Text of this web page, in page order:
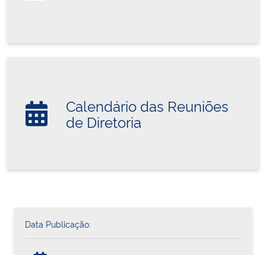
Calendário das Reuniões
de Diretoria
Data Publicação: